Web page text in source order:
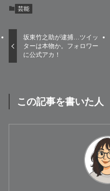
芸能
坂東竹之助が逮捕…ツイッ
ターは本物か。フォロワー
に公式アカ！
この記事を書いた人